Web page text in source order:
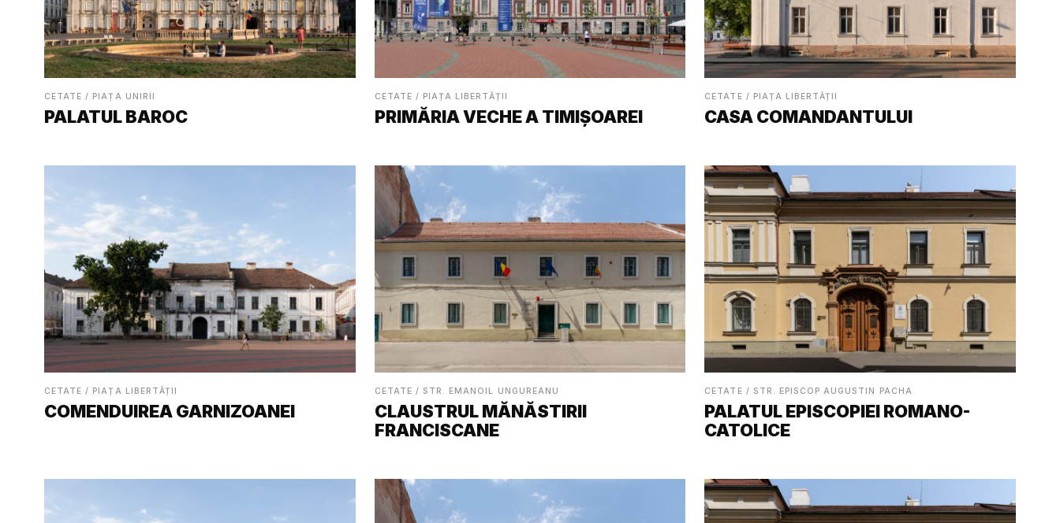
CETATE / PIAȚA UNIRII
PALATUL BAROC
CETATE / PIAȚA LIBERTĂȚII
PRIMĂRIA VECHE A TIMIȘOAREI
CETATE / PIAȚA LIBERTĂȚII
CASA COMANDANTULUI
CETATE / PIAȚA LIBERTĂȚII
COMENDUIREA GARNIZOANEI
CETATE / STR. EMANOIL UNGUREANU
CLAUSTRUL MĂNĂSTIRII
FRANCISCANE
CETATE / STR. EPISCOP AUGUSTIN PACHA
PALATUL EPISCOPIEI ROMANO-
CATOLICE